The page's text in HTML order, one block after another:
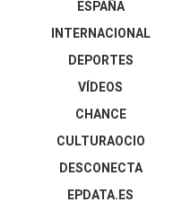
ESPAÑA
INTERNACIONAL
DEPORTES
VÍDEOS
CHANCE
CULTURAOCIO
DESCONECTA
EPDATA.ES